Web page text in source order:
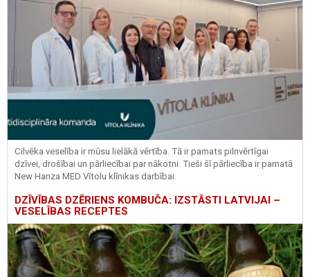
Cilvēka veselība ir mūsu lielākā vērtība. Tā ir pamats pilnvērtīgai
dzīvei, drošībai un pārliecībai par nākotni. Tieši šī pārliecība ir pamatā
New Hanza MED Vītolu klīnikas darbībai.
DZĪVĪBAS DZĒRIENS KOMBUČA: IZSTĀSTI LATVIJAI –
VESELĪBAS RECEPTES